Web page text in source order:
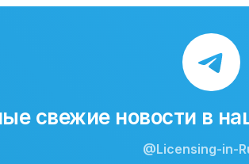
свежие новости в
@Licensing-in-